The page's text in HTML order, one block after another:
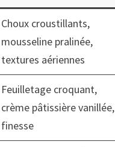
Choux croustillants,
mousseline pralinée,
textures aériennes
Feuilletage croquant,
crème pâtissière vanillée,
finesse